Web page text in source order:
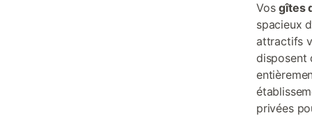
Vosgîtes
spacieux
attractifs
disposent
privées